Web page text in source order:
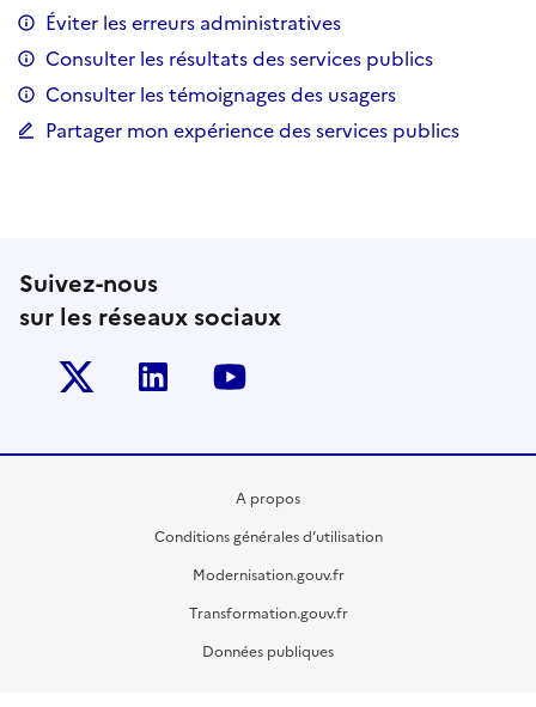
Éviter les erreurs administratives
Consulter les résultats des services publics
Consulter les témoignages des usagers
Partager mon expérience des services publics
Suivez-nous
sur les réseaux sociaux
Twitter-x Linkedin
A propos
Conditions générales d’utilisation
Modernisation.gouv.fr
Transformation.gouv.fr
Données publiques